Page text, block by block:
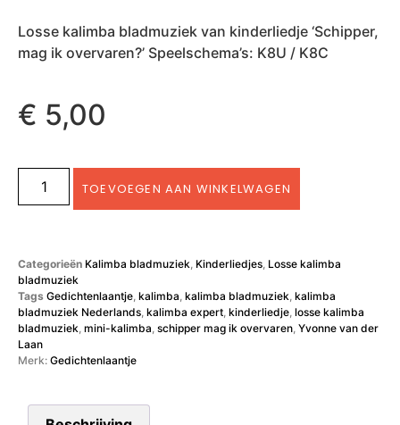
Losse kalimba bladmuziek van kinderliedje ‘Schipper,
mag ik overvaren?’ Speelschema’s: K8U / K8C
€ 5,00
TOEVOEGEN AAN WINKELWAGEN
Categorieën Kalimba bladmuziek Kinderliedjes Losse kalimba
bladmuziek
Tags Gedichtenlaantje kalimba kalimba bladmuziek kalimba
bladmuziek Nederlands kalimba expert kinderliedje losse kalimba
bladmuziek mini-kalimba schipper mag ik overvaren Yvonne van der
Laan
Merk: Gedichtenlaantje